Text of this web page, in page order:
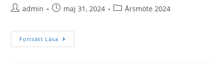
admin maj 31, 2024 Årsmöte 2024
Fortsätt Läsa